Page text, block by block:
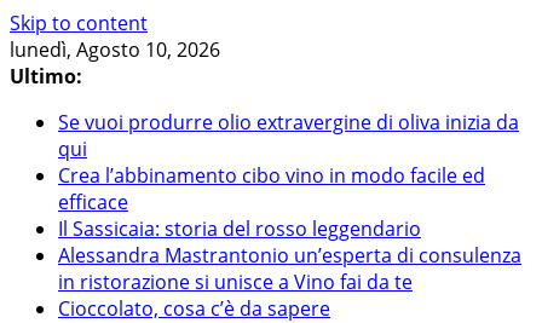
Skip to content
lunedì, Agosto 10, 2026
Ultimo:
Se vuoi produrre olio extravergine di oliva inizia da
qui
Crea l’abbinamento cibo vino in modo facile ed
efficace
Il Sassicaia: storia del rosso leggendario
Alessandra Mastrantonio un’esperta di consulenza
in ristorazione si unisce a Vino fai da te
Cioccolato, cosa c’è da sapere